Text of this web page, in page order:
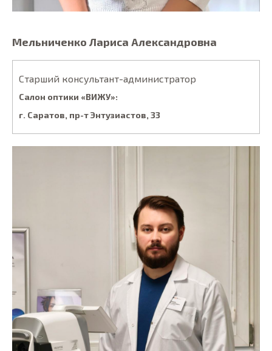
Мельниченко Лариса Александровна
Старший консультант-администратор
Салон оптики «ВИЖУ»:
г. Саратов, пp-т Энтузиacтoв, 33